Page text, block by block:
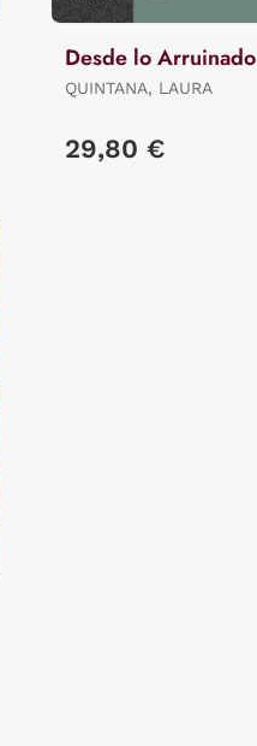
Desde lo Arruinado
QUINTANA, LAURA
29,80 €